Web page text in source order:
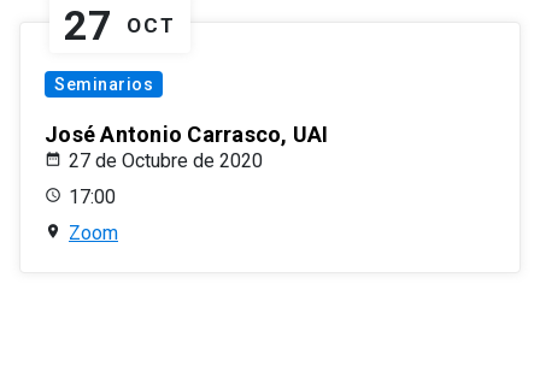
27 OCT
Seminarios
José Antonio Carrasco, UAI
27 de Octubre de 2020
17:00
Zoom